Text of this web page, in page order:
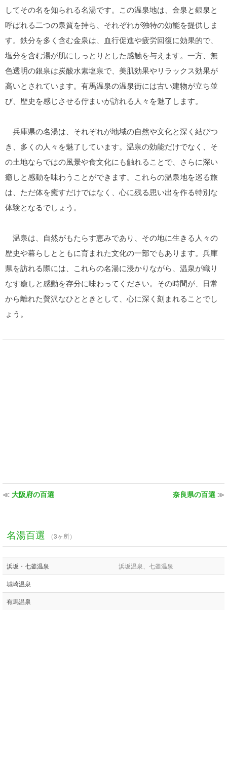
してその名を知られる名湯です。この温泉地は、金泉と銀泉と
呼ばれる二つの泉質を持ち、それぞれが独特の効能を提供しま
す。鉄分を多く含む金泉は、血行促進や疲労回復に効果的で、
塩分を含む湯が肌にしっとりとした感触を与えます。一方、無
色透明の銀泉は炭酸水素塩泉で、美肌効果やリラックス効果が
高いとされています。有馬温泉の温泉街には古い建物が立ち並
び、歴史を感じさせる佇まいが訪れる人々を魅了します。
兵庫県の名湯は、それぞれが地域の自然や文化と深く結びつ
き、多くの人々を魅了しています。温泉の効能だけでなく、そ
の土地ならではの風景や食文化にも触れることで、さらに深い
癒しと感動を味わうことができます。これらの温泉地を巡る旅
は、ただ体を癒すだけではなく、心に残る思い出を作る特別な
体験となるでしょう。
温泉は、自然がもたらす恵みであり、その地に生きる人々の
歴史や暮らしとともに育まれた文化の一部でもあります。兵庫
県を訪れる際には、これらの名湯に浸かりながら、温泉が織り
なす癒しと感動を存分に味わってください。その時間が、日常
から離れた贅沢なひとときとして、心に深く刻まれることでし
ょう。
≪ 大阪府の百選 奈良県の百選 ≫
名湯百選 （3ヶ所）
浜坂・七釜温泉 浜坂温泉、七釜温泉
城崎温泉
有馬温泉